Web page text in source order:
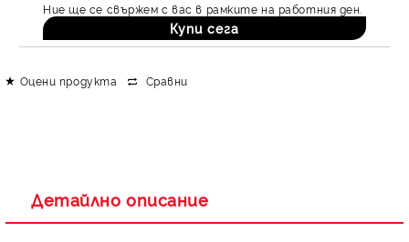
Ние ще се свържем с вас в рамките на работния ден.
Оцени продукта Сравни
Детайлно описание